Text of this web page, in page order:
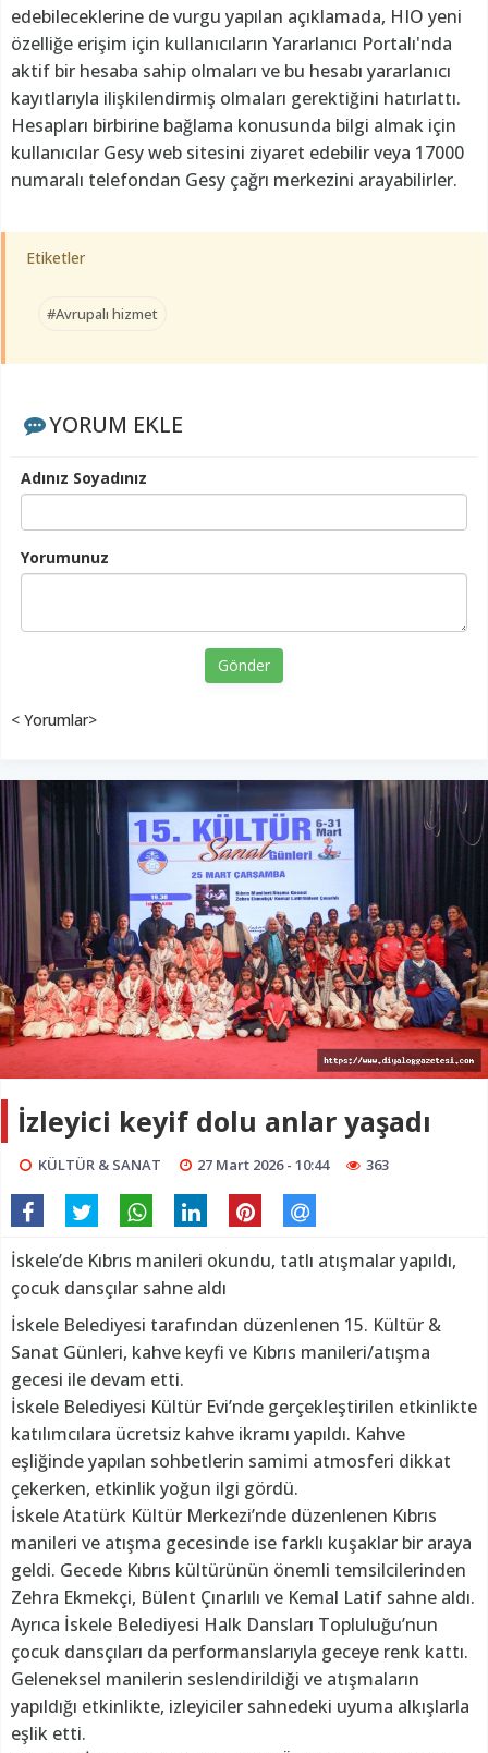
edebileceklerine de vurgu yapılan açıklamada, HIO yeni
özelliğe erişim için kullanıcıların Yararlanıcı Portalı'nda
aktif bir hesaba sahip olmaları ve bu hesabı yararlanıcı
kayıtlarıyla ilişkilendirmiş olmaları gerektiğini hatırlattı.
Hesapları birbirine bağlama konusunda bilgi almak için
kullanıcılar Gesy web sitesini ziyaret edebilir veya 17000
numaralı telefondan Gesy çağrı merkezini arayabilirler.
Etiketler
#Avrupalı hizmet
YORUM EKLE
Adınız Soyadınız
Yorumunuz
Gönder
< Yorumlar>
İzleyici keyif dolu anlar yaşadı
KÜLTÜR & SANAT 27 Mart 2026 - 10:44 363
İskele’de Kıbrıs manileri okundu, tatlı atışmalar yapıldı,
çocuk dansçılar sahne aldı
İskele Belediyesi tarafından düzenlenen 15. Kültür &
Sanat Günleri, kahve keyfi ve Kıbrıs manileri/atışma
gecesi ile devam etti.
İskele Belediyesi Kültür Evi’nde gerçekleştirilen etkinlikte
katılımcılara ücretsiz kahve ikramı yapıldı. Kahve
eşliğinde yapılan sohbetlerin samimi atmosferi dikkat
çekerken, etkinlik yoğun ilgi gördü.
İskele Atatürk Kültür Merkezi’nde düzenlenen Kıbrıs
manileri ve atışma gecesinde ise farklı kuşaklar bir araya
geldi. Gecede Kıbrıs kültürünün önemli temsilcilerinden
Zehra Ekmekçi, Bülent Çınarlılı ve Kemal Latif sahne aldı.
Ayrıca İskele Belediyesi Halk Dansları Topluluğu’nun
çocuk dansçıları da performanslarıyla geceye renk kattı.
Geleneksel manilerin seslendirildiği ve atışmaların
yapıldığı etkinlikte, izleyiciler sahnedeki uyuma alkışlarla
eşlik etti.